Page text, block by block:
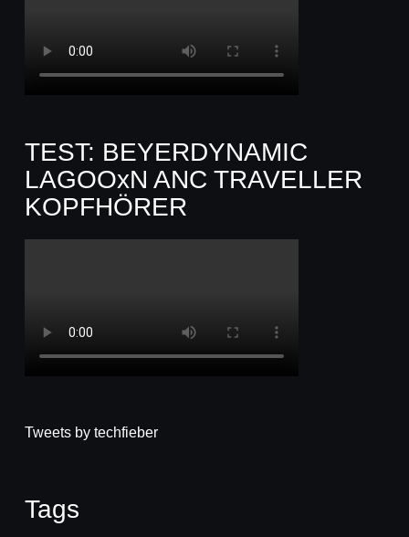
TEST: BEYERDYNAMIC
LAGOOxN ANC TRAVELLER
KOPFHÖRER
Tweets by techfieber
Tags